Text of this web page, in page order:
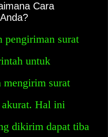
Cara
pengiriman surat
untuk
mengirim surat
akurat. Hal ini
dikirim dapat tiba